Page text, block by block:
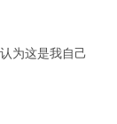
为这是我自己